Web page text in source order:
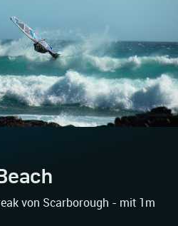
von Scarborough - mit 1m